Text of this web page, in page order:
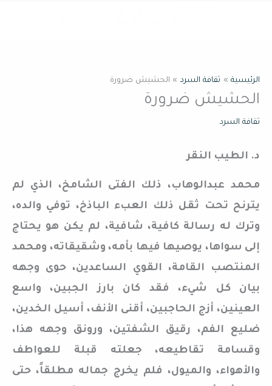
الرئيسية ثقافة السرد الحشيش ضرورة
الحشيش ضرورة
ثقافة السرد
د. الطيب النقر
محمد عبدالوهاب، ذلك الفتى الشامخ، الذي لم
يترنح تحت ثقل ذلك العبء الباذخ، توفي والده،
وترك له رسالة كافية، شافية، لم يكن هو يحتاج
إلى سواها، يوصيها فيها بأمه، وشقيقاته، ومحمد
المنتصب القامة، القوي الساعدين، حوى وجهه
بيان كل شيء، فقد كان بارز الجبين، واسع
العينين، أزج الحاجبين، أقنى الأنف، أسيل الخدين،
ضليع الفم، رقيق الشفتين، ورونق وجهه هذا،
وقسامة تقاطيعه، جعلته قبلة للعواطف
والأهواء، والميول، فلم يخرج جماله مطلقاً، حتى